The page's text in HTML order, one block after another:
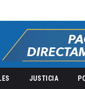
JUSTICIA